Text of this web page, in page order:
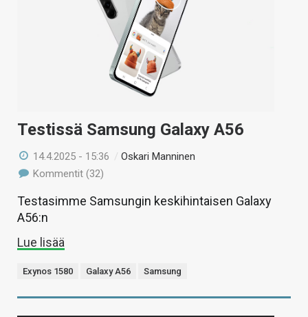
Testissä Samsung Galaxy A56
14.4.2025 - 15:36 /Oskari Manninen
Kommentit (32)
Testasimme Samsungin keskihintaisen Galaxy
A56:n
Lue lisää
Exynos 1580 Galaxy A56 Samsung